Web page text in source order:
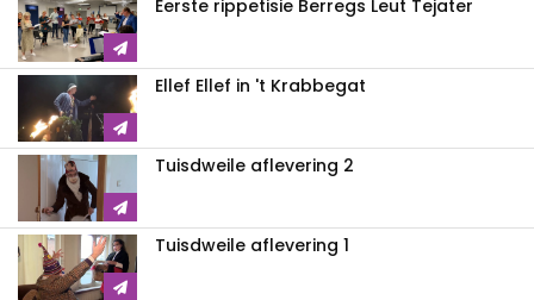
Eerste rippetisie Berregs Leut Tejater
Ellef Ellef in 't Krabbegat
Tuisdweile aflevering 2
Tuisdweile aflevering 1